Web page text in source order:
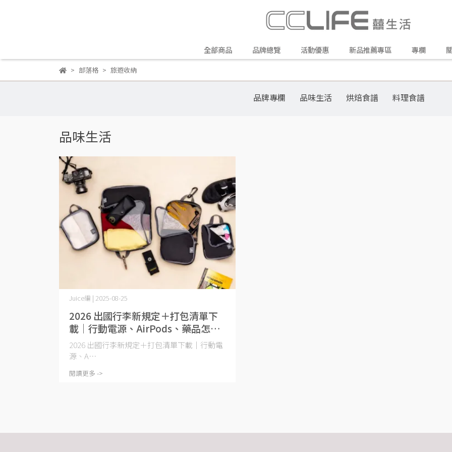
全部商品 品牌總覽 活動優惠 新品推薦專區 專欄
部落格 旅遊收納
品牌專欄 品味生活 烘焙食譜 料理食譜
品味生活
2026 出國行李新規定＋打包清單下
載｜行動電源、AirPods、藥品怎麼
帶一次看
Juice編 | 2025-08-25
2026 出國行李新規定＋打包清單下載｜行動電
源、A⋯
閱讀更多 ->